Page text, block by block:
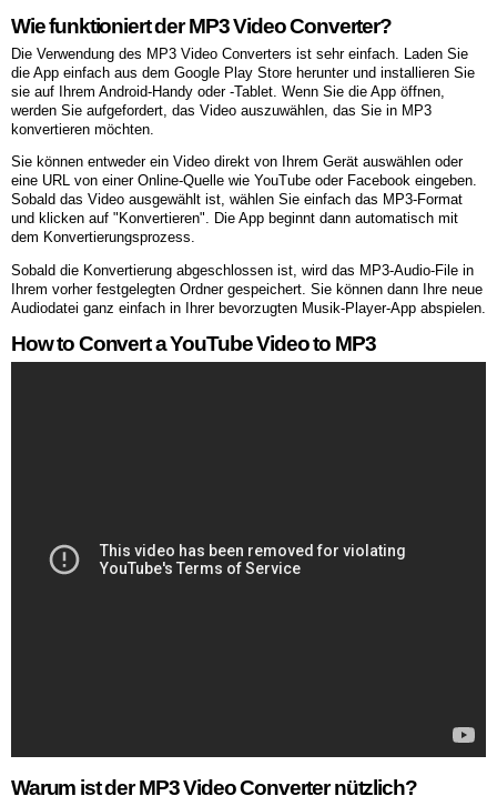
Wie funktioniert der MP3 Video Converter?
Die Verwendung des MP3 Video Converters ist sehr einfach. Laden Sie
die App einfach aus dem Google Play Store herunter und installieren Sie
sie auf Ihrem Android-Handy oder -Tablet. Wenn Sie die App öffnen,
werden Sie aufgefordert, das Video auszuwählen, das Sie in MP3
konvertieren möchten.
Sie können entweder ein Video direkt von Ihrem Gerät auswählen oder
eine URL von einer Online-Quelle wie YouTube oder Facebook eingeben.
Sobald das Video ausgewählt ist, wählen Sie einfach das MP3-Format
und klicken auf "Konvertieren". Die App beginnt dann automatisch mit
dem Konvertierungsprozess.
Sobald die Konvertierung abgeschlossen ist, wird das MP3-Audio-File in
Ihrem vorher festgelegten Ordner gespeichert. Sie können dann Ihre neue
Audiodatei ganz einfach in Ihrer bevorzugten Musik-Player-App abspielen.
How to Convert a YouTube Video to MP3
Warum ist der MP3 Video Converter nützlich?